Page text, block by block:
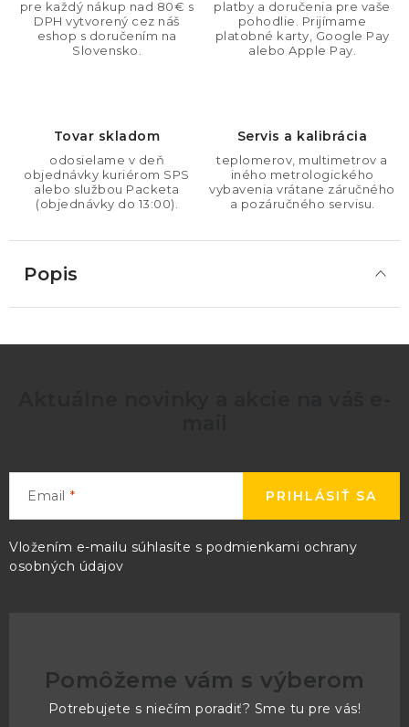
pre každý nákup nad 80€ s
DPH vytvorený cez náš
eshop s doručením na
Slovensko.
platby a doručenia pre vaše
pohodlie. Prijímame
platobné karty, Google Pay
alebo Apple Pay.
Tovar skladom
odosielame v deň
objednávky kuriérom SPS
alebo službou Packeta
(objednávky do 13:00).
Servis a kalibrácia
teplomerov, multimetrov a
iného metrologického
vybavenia vrátane záručného
a pozáručného servisu.
Popis
Email
Vložením e-mailu súhlasíte s podmienkami ochrany
osobných údajov
PRIHLÁSIŤ SA
Pomôžeme vám s výberom
Potrebujete s niečím poradiť? Sme tu pre vás!